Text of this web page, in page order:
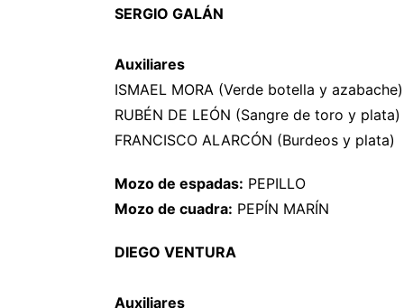
SERGIO GALÁN
Auxiliares
ISMAEL MORA (Verde botella y azabache)
RUBÉN DE LEÓN (Sangre de toro y plata)
FRANCISCO ALARCÓN (Burdeos y plata)
Mozo de espadas: PEPILLO
Mozo de cuadra: PEPÍN MARÍN
DIEGO VENTURA
Auxiliares